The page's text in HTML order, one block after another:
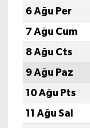
6 Ağu Per
7 Ağu Cum
8 Ağu Cts
9 Ağu Paz
10 Ağu Pts
11 Ağu Sal